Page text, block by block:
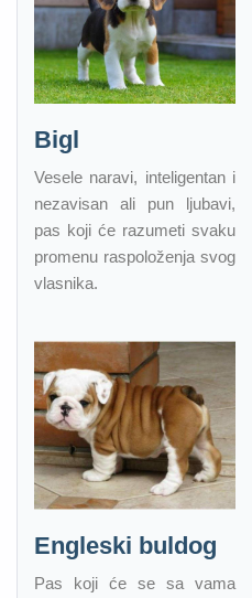
Bigl
Vesele naravi, inteligentan i
nezavisan ali pun ljubavi,
pas koji će razumeti svaku
promenu raspoloženja svog
vlasnika.
Engleski buldog
Pas koji će se sa vama